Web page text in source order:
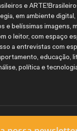
e
em ambiente
e belíssimas imagens,
o leitor, com espaço
a entrevistas com
educação,
política e